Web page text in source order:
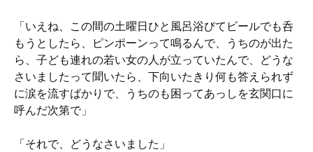
「いえね、この間の土曜日ひと風呂浴びてビールでも呑
もうとしたら、ピンポーンって鳴るんで、うちのが出た
ら、子ども連れの若い女の人が立っていたんで、どうな
さいましたって聞いたら、下向いたきり何も答えられず
に涙を流すばかりで、うちのも困ってあっしを玄関口に
呼んだ次第で」
「それで、どうなさいました」